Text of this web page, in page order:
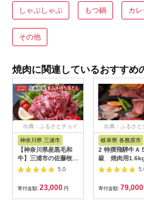
しゃぶしゃぶ もつ鍋 カレ
その他
焼肉に関連しているおすすめ
出典：ふるさとチョイ
神奈川県 三浦市
【神奈川県産黒毛和
牛】三浦市の佐藤牧場
が育てた葉山牛 切り
落とし3P M079-
5.0
寄付金額: 23,000 円
出典：ふるさと
岐阜県 各務原市
2 特撰飛騨牛Ａ
級 焼肉用
寄付金額: 79,000